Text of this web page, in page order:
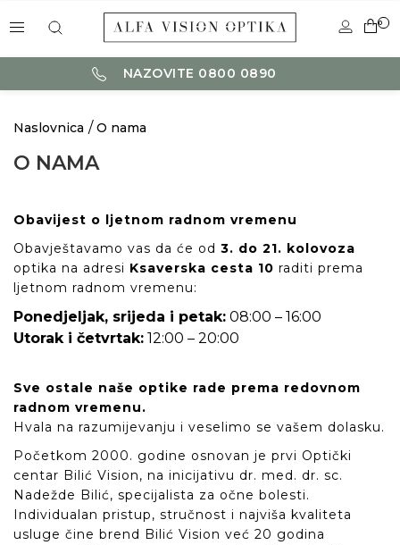
0
NAZOVITE 0800 0890
Naslovnica O nama
O NAMA
Obavijest o ljetnom radnom vremenu
Obavještavamo vas da će od 3. do 21. kolovoza
optika na adresi Ksaverska cesta 10 raditi prema
ljetnom radnom vremenu:
Ponedjeljak, srijeda i petak: 08:00 – 16:00
Utorak i četvrtak: 12:00 – 20:00
Sve ostale naše optike rade prema redovnom
radnom vremenu.
Hvala na razumijevanju i veselimo se vašem dolasku.
Početkom 2000. godine osnovan je prvi Optički
centar Bilić Vision, na inicijativu dr. med. dr. sc.
Nadežde Bilić, specijalista za očne bolesti.
Individualan pristup, stručnost i najviša kvaliteta
usluge čine brend Bilić Vision već 20 godina